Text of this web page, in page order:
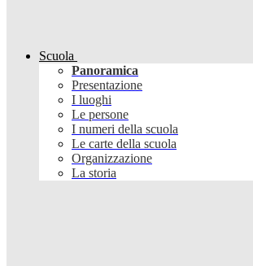
Scuola
Panoramica
Presentazione
I luoghi
Le persone
I numeri della scuola
Le carte della scuola
Organizzazione
La storia